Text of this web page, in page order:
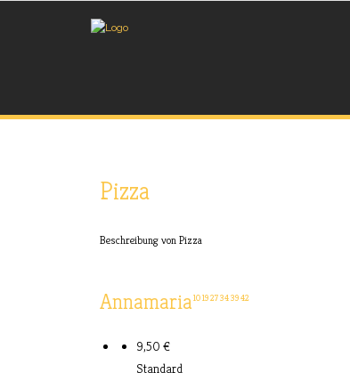
Pizza
Beschreibung von Pizza
Annamaria101927343942
9,50 €
Standard